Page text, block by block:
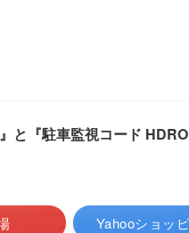
と『駐車監視コード
Yahooショッ